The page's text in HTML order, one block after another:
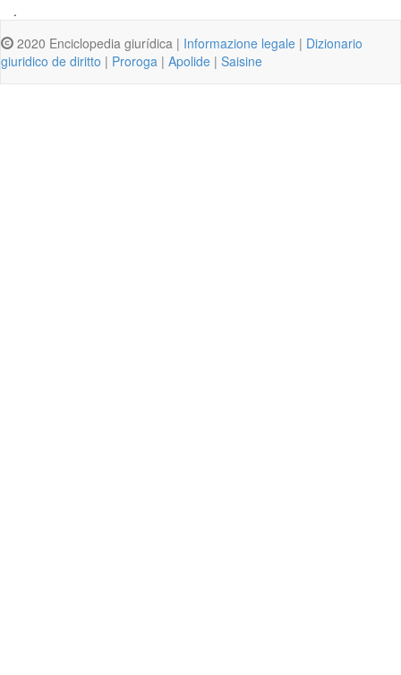
.
2020 Enciclopedia giurídica | Informazione legale | Dizionario
giuridico de diritto | Proroga | Apolide | Saisine